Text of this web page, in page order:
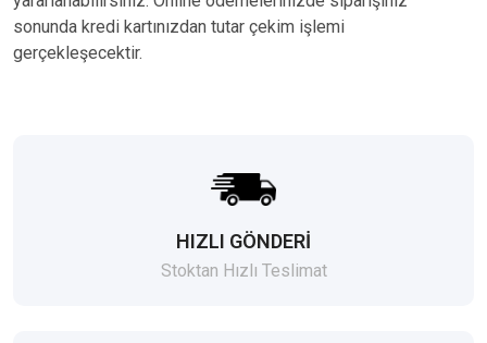
sonunda kredi kartınızdan tutar çekim işlemi
gerçekleşecektir.
HIZLI GÖNDERİ
Stoktan Hızlı Teslimat